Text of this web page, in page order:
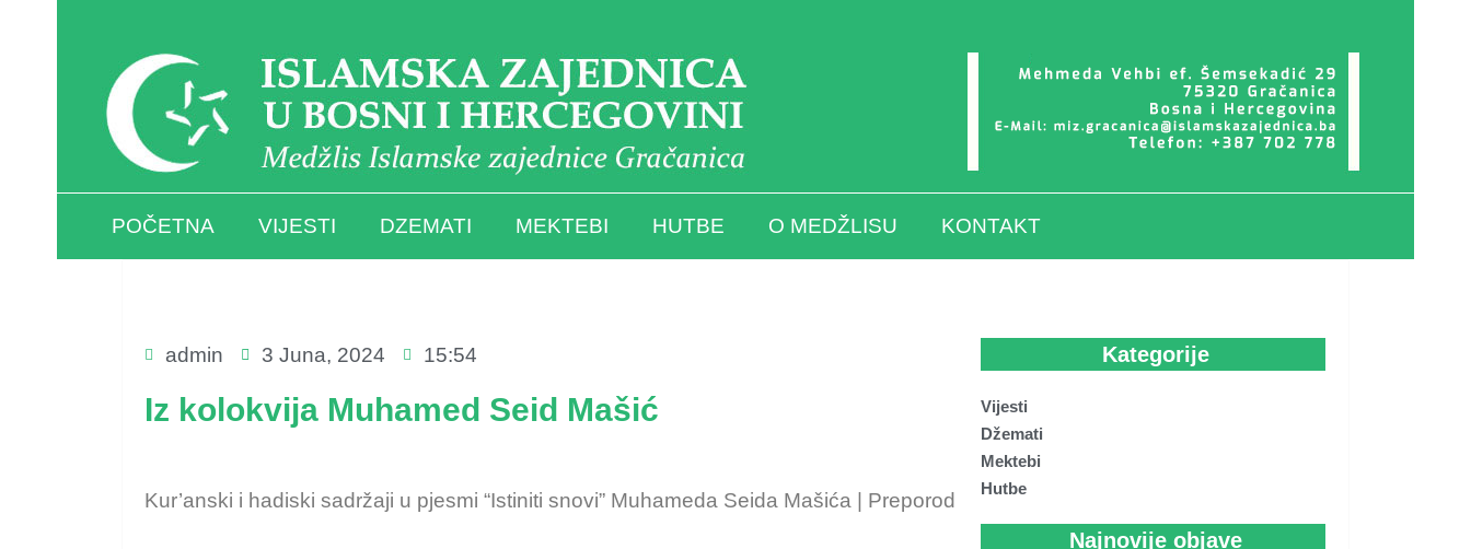
POČETNA VIJESTI DZEMATI MEKTEBI HUTBE O MEDŽLISU KONTAKT
admin 3 Juna, 2024 15:54
Iz kolokvija Muhamed Seid Mašić
Kur’anski i hadiski sadržaji u pjesmi “Istiniti snovi” Muhameda Seida Mašića | Preporod
Kategorije
Vijesti
Džemati
Mektebi
Hutbe
Najnovije objave